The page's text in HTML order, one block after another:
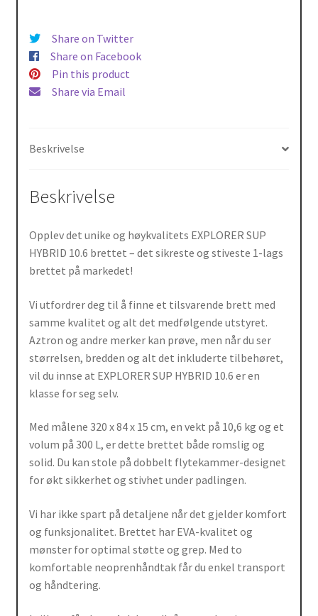
b
o
o
k
p
y
Li
n
ai
l
Share on Twitter
Share on Facebook
Pin this product
Share via Email
Beskrivelse
Beskrivelse
Opplev det unike og høykvalitets EXPLORER SUP
HYBRID 10.6 brettet – det sikreste og stiveste 1-lags
brettet på markedet!
Vi utfordrer deg til å finne et tilsvarende brett med
samme kvalitet og alt det medfølgende utstyret.
Aztron og andre merker kan prøve, men når du ser
størrelsen, bredden og alt det inkluderte tilbehøret,
vil du innse at EXPLORER SUP HYBRID 10.6 er en
klasse for seg selv.
Med målene 320 x 84 x 15 cm, en vekt på 10,6 kg og et
volum på 300 L, er dette brettet både romslig og
solid. Du kan stole på dobbelt flytekammer-designet
for økt sikkerhet og stivhet under padlingen.
Vi har ikke spart på detaljene når det gjelder komfort
og funksjonalitet. Brettet har EVA-kvalitet og
mønster for optimal støtte og grep. Med to
komfortable neoprenhåndtak får du enkel transport
og håndtering.